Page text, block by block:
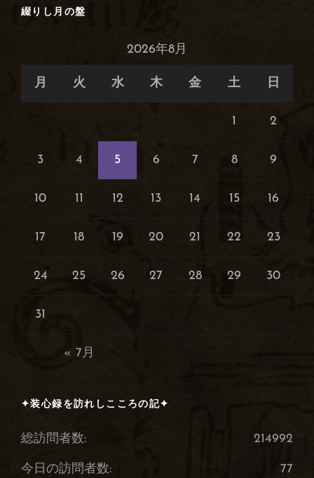
綴りし月の盤
2026年8月
月 火 水 木 金 土 日
« 7月
1 2
3 4 5 6 7 8 9
10 11 12 13 14 15 16
17 18 19 20 21 22 23
24 25 26 27 28 29 30
31
✦装心録を訪れしこころの記✦
214992
総訪問者数:
77
今日の訪問者数: